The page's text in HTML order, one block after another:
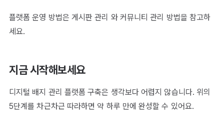
플랫폼 운영 방법은게시판 관리 와 커뮤니티 관리 방법을 참고하
세요.
지금 시작해보세요
디지털 배지 관리 플랫폼 구축은 생각보다 어렵지 않습니다. 위의
5단계를 차근차근 따라하면 약 하루 만에 완성할 수 있어요.